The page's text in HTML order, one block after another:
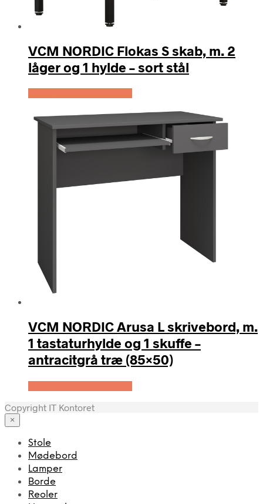
VCM NORDIC Flokas S skab, m. 2
låger og 1 hylde – sort stål
VCM NORDIC Arusa L skrivebord, m.
1 tastaturhylde og 1 skuffe –
antracitgrå træ (85×50)
Copyright IT Kontoret
×
Stole
Mødebord
Lamper
Borde
Reoler